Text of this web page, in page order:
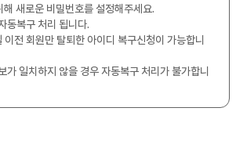
새로운 비밀번호를 설정해주세요.
동복구 처리 됩니다.
전 회원만 탈퇴한 아이디 복구신청이 가능합니
가 일치하지 않을 경우 자동복구 처리가 불가합니